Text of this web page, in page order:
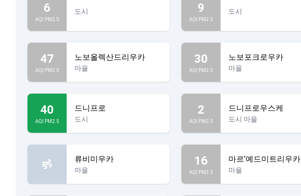
6
AQI PM2.5
도시 9
AQI PM2.5
도시
47
AQI PM2.5
노보올렉산드리우카
마을
30
AQI PM2.5
노보포크로우카
마을
40
AQI PM2.5
드니프로
도시
2
AQI PM2.5
드니프로우스케
도시 마을
류비미우카
마을
16
AQI PM2.5
마르’예드미트리우카
마을